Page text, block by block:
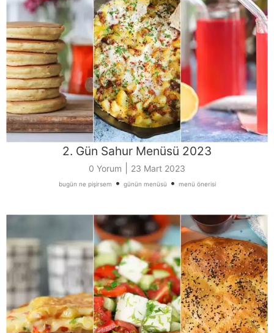
2. Gün Sahur Menüsü 2023
0 Yorum 23 Mart 2023
bugün ne pişirsem • günün menüsü • menü önerisi